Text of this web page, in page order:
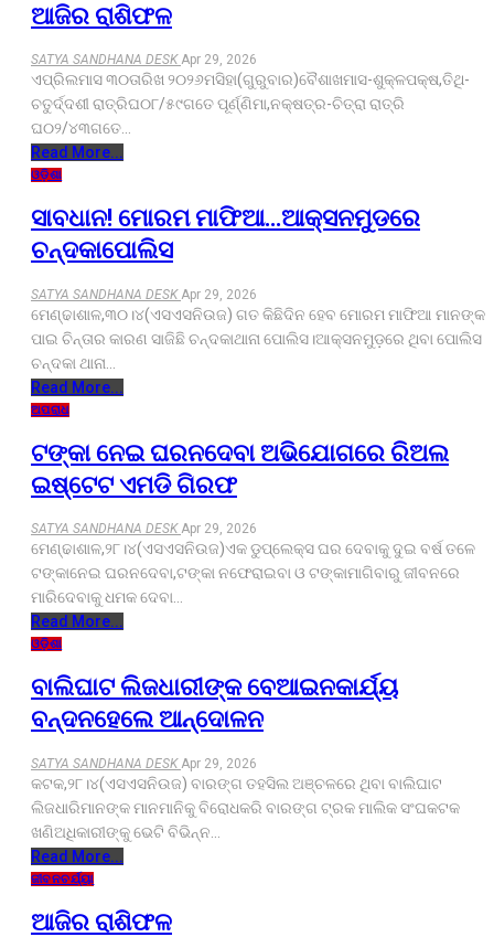
ଆଜିର ରାଶିଫଳ
SATYA SANDHANA DESK Apr 29, 2026
ଏପ୍ରିଲମାସ ୩୦ତାରିଖ ୨୦୨୬ମସିହା(ଗୁରୁବାର)ବୈଶାଖମାସ-ଶୁକ୍ଳପକ୍ଷ,ତିଥି-
ଚତୁର୍ଦ୍ଦଶୀ ରାତ୍ରିଘ୦୮/୫୯ଗତେ ପୂର୍ଣ୍ଣିମା,ନକ୍ଷତ୍ର-ଚିତ୍ରା ରାତ୍ରି
ଘ୦୨/୪୩ଗତେ…
Read More...
ଓଡ଼ିଶା
ସାବଧାନ! ମୋରମ ମାଫିଆ…ଆକ୍ସନମୁଡରେ
ଚନ୍ଦକାପୋଲିସ
SATYA SANDHANA DESK Apr 29, 2026
ମେଣ୍ଢାଶାଳ,୩୦।୪(ଏସଏସନିଉଜ) ଗତ କିଛିଦିନ ହେବ ମୋରମ ମାଫିଆ ମାନଙ୍କ
ପାଇ ଚିନ୍ତାର କାରଣ ସାଜିଛି ଚନ୍ଦକାଥାନା ପୋଲିସ।ଆକ୍ସନମୁଡ଼ରେ ଥିବା ପୋଲିସ
ଚନ୍ଦକା ଥାନା…
Read More...
ଅପରାଧ
ଟଙ୍କା ନେଇ ଘରନଦେବା ଅଭିଯୋଗରେ ରିଅଲ
ଇଷ୍ଟେଟ ଏମଡି ଗିରଫ
SATYA SANDHANA DESK Apr 29, 2026
ମେଣ୍ଢାଶାଳ,୨୮।୪(ଏସଏସନିଉଜ)ଏକ ଡୁପ୍ଲେକ୍ସ ଘର ଦେବାକୁ ଦୁଇ ବର୍ଷ ତଳେ
ଟଙ୍କାନେଇ ଘରନଦେବା,ଟଙ୍କା ନଫେରାଇବା ଓ ଟଙ୍କାମାଗିବାରୁ ଜୀବନରେ
ମାରିଦେବାକୁ ଧମକ ଦେବା…
Read More...
ଓଡ଼ିଶା
ବାଲିଘାଟ ଲିଜଧାରୀଙ୍କ ବେଆଇନକାର୍ଯ୍ୟ
ବନ୍ଦନହେଲେ ଆନ୍ଦୋଳନ
SATYA SANDHANA DESK Apr 29, 2026
କଟକ,୨୮।୪(ଏସଏସନିଉଜ) ବାରଙ୍ଗ ତହସିଲ ଅଞ୍ଚଳରେ ଥିବା ବାଲିଘାଟ
ଲିଜଧାରିମାନଙ୍କ ମାନମାନିକୁ ବିରୋଧକରି ବାରଙ୍ଗ ଟ୍ରକ ମାଲିକ ସଂଘକଟକ
ଖଣିଅଧିକାରୀଙ୍କୁ ଭେଟି ବିଭିନ୍ନ…
Read More...
ଜୀବନଚର୍ଯ୍ୟା
ଆଜିର ରାଶିଫଳ